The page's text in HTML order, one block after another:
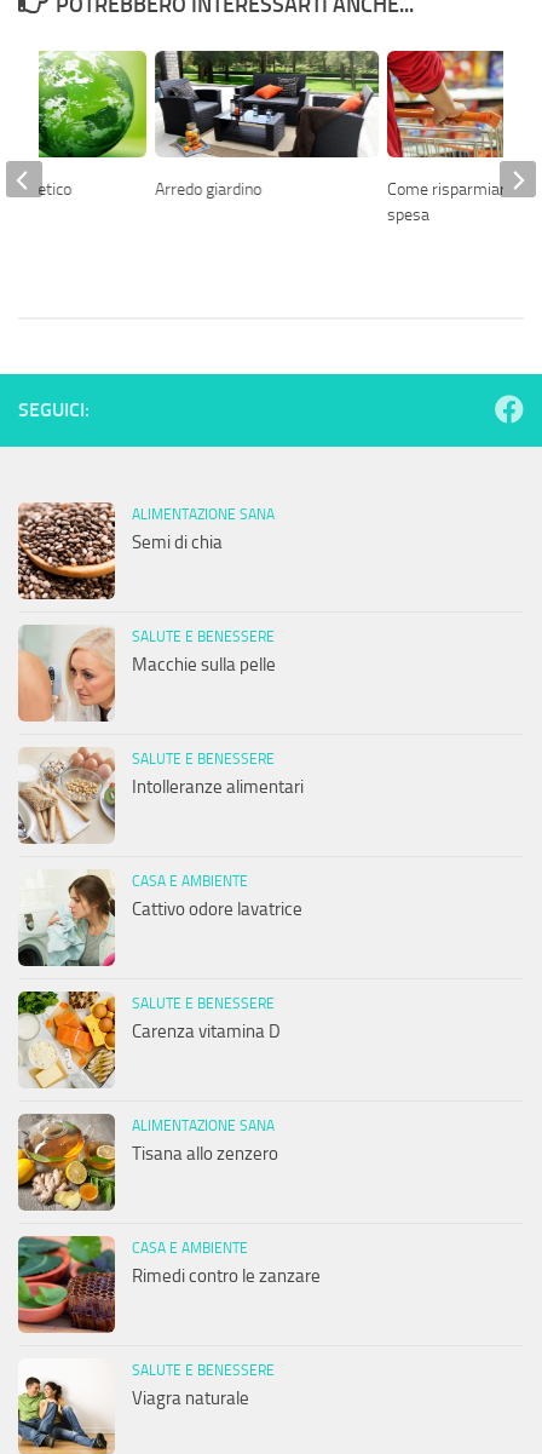
Arredo giardino
Come risparmiare
spesa
SEGUICI:
ALIMENTAZIONE SANA
Semi di chia
SALUTE E BENESSERE
Macchie sulla pelle
SALUTE E BENESSERE
Intolleranze alimentari
CASA E AMBIENTE
Cattivo odore lavatrice
SALUTE E BENESSERE
Carenza vitamina D
ALIMENTAZIONE SANA
Tisana allo zenzero
CASA E AMBIENTE
Rimedi contro le zanzare
SALUTE E BENESSERE
Viagra naturale